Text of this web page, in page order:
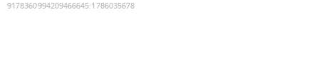
9178360994209466645:1786035678